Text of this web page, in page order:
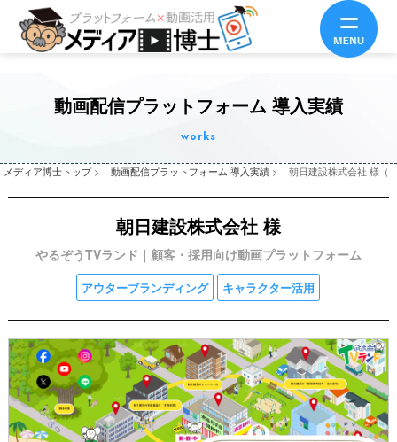
動画配信プラットフォーム 導入実績
works
メディア博士トップ > 動画配信プラットフォーム 導入実績 > 朝日建設株式会社 様（
朝日建設株式会社 様
やるぞうTVランド｜顧客・採用向け動画プラットフォーム
アウターブランディング キャラクター活用